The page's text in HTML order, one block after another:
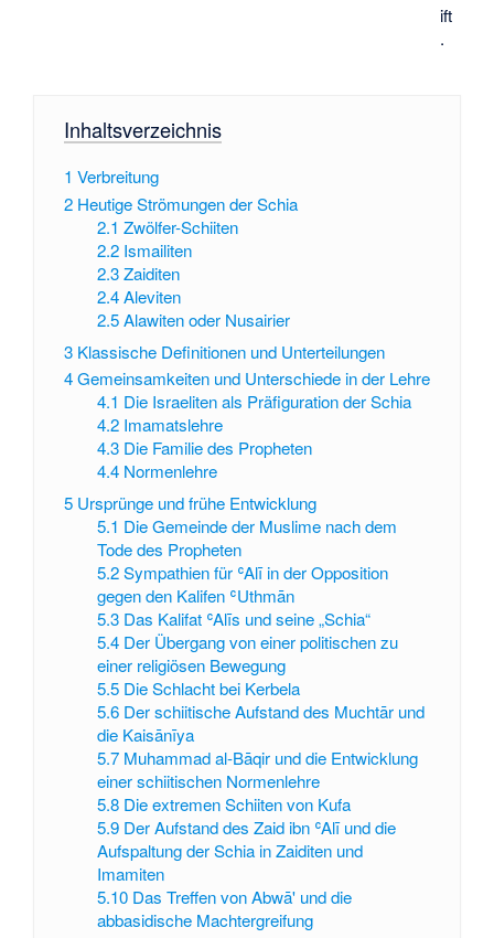
ift
.
Inhaltsverzeichnis
1 Verbreitung
2 Heutige Strömungen der Schia
2.1 Zwölfer-Schiiten
2.2 Ismailiten
2.3 Zaiditen
2.4 Aleviten
2.5 Alawiten oder Nusairier
3 Klassische Definitionen und Unterteilungen
4Gemeinsamkeiten und Unterschiede in der Lehre
4.1 Die Israeliten als Präfiguration der Schia
4.2 Imamatslehre
4.3 Die Familie des Propheten
4.4 Normenlehre
5 Ursprünge und frühe Entwicklung
5.1 Die Gemeinde der Muslime nach dem
Tode des Propheten
5.2 Sympathien für ʿAlī in der Opposition
gegen den Kalifen ʿUthmān
5.3 Das Kalifat ʿAlīs und seine „Schia“
5.4 Der Übergang von einer politischen zu
einer religiösen Bewegung
5.5 Die Schlacht bei Kerbela
5.6 Der schiitische Aufstand des Muchtār und
die Kaisānīya
5.7 Muhammad al-Bāqir und die Entwicklung
einer schiitischen Normenlehre
5.8 Die extremen Schiiten von Kufa
5.9 Der Aufstand des Zaid ibn ʿAlī und die
Aufspaltung der Schia in Zaiditen und
Imamiten
5.10 Das Treffen von Abwā' und die
abbasidische Machtergreifung